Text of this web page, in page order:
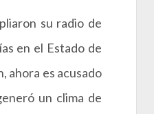
su radio de
en el Estado de
ahora es acusado
un clima de